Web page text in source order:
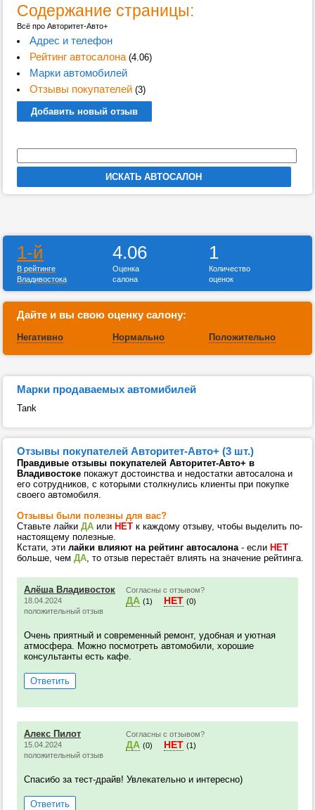
Содержание страницы:
Всё про Авторитет-Авто+
Адрес и телефон
Рейтинг автосалона(4.06)
Марки автомобилей
Отзывы покупателей(3)
Добавить новый отзыв
1-й
В рейтинге
Владивостока
4.06
Оценка
салона
1
Количество
оценок
Дайте и вы свою оценку салону:
Негативно Нормально Положительно
Марки продаваемых автомибилей
Tank
Отзывы покупателей Авторитет-Авто+ (3 шт.)
Правдивые отзывы покупателей Авторитет-Авто+ в
Владивостоке покажут достоинства и недостатки автосалона и
его сотрудников, с которыми столкнулись клиенты при покупке
своего автомобиля.
Отзывы были полезны для вас?
Ставьте лайки ДА или НЕТ к каждому отзыву, чтобы выделить по-
настоящему полезные.
Кстати, эти лайки влияют на рейтинг автосалона- если НЕТ
больше, чем ДА, то отзыв перестаёт влиять на значение рейтинга.
Алёша Владивосток
18.04.2024
положительный отзыв
Согласны с отзывом?
ДА (1) НЕТ (0)
Очень приятный и современный ремонт, удобная и уютная
атмосфера. Можно посмотреть автомобили, хорошие
консультанты есть кафе.
Ответить
Алекс Пилот
15.04.2024
положительный отзыв
Согласны с отзывом?
ДА (0) НЕТ (1)
Спасибо за тест-драйв! Увлекательно и интересно)
Ответить